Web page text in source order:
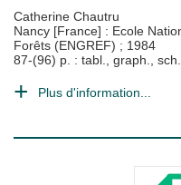
Catherine Chautru
Nancy [France] : Ecole
Forêts (ENGREF) ; 1984
87-(96) p. : tabl., graph.,
Plus d'information...